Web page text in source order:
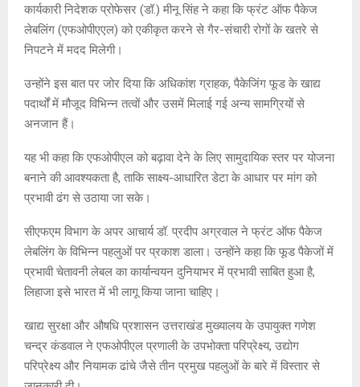
कार्यकारी निदेशक प्रोफेसर (डॉ.) मीनू सिंह ने कहा कि फ्रंट ऑफ पैकेज
लेबलिंग (एफओपीएएल) को एकीकृत करने से गैर-संचारी रोगों के खतरे से
निपटने में मदद मिलेगी।
उन्होंने इस बात पर जोर दिया कि अधिकांश ग्राहक, पैकेजिंग फूड के खाद्य
पदार्थों में मौजूद विभिन्न तत्वों और उसमें मिलाई गई अन्य सामग्रियों से
अनजान हैं।
यह भी कहा कि एफओपीएल को बढ़ावा देने के लिए सामुदायिक स्तर पर योजना
बनाने की आवश्यकता है, ताकि साक्ष्य-आधारित डेटा के आधार पर मांग को
प्रभावी ढंग से उठाया जा सके।
सीएफएम विभाग के अपर आचार्य डॉ. प्रदीप अग्रवाल ने फ्रंट ऑफ पैकेज
लेबलिंग के विभिन्न पहलुओं पर प्रकाश डाला। उन्होंने कहा कि फूड पैकेजों में
प्रभावी चेतावनी लेबल का कार्यान्वयन दुनियाभर में प्रभावी साबित हुआ है,
लिहाजा इसे भारत में भी लागू किया जाना चाहिए।
खाद्य सुरक्षा और औषधि प्रशासन उत्तराखंड मुख्यालय के उपायुक्त गणेश
चन्द्र कंडवाल ने एफओपीएल प्रणाली के उपभोक्ता परिप्रेक्ष्य, उद्योग
परिप्रेक्ष्य और नियामक ढांचे जैसे तीन प्रमुख पहलुओं के बारे में विस्तार से